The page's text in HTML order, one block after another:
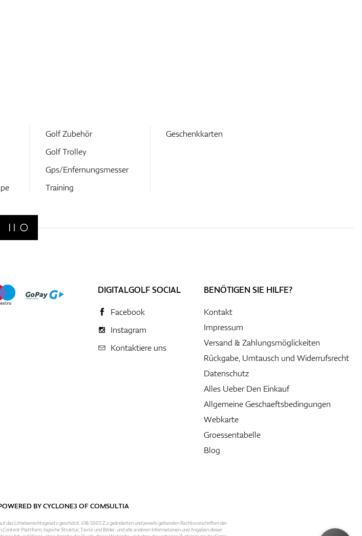
Golf Zubehör
Golf Trolley
Gps/Enfernungsmesser
Training
Geschenkkarten
DIGITALGOLF SOCIAL
Facebook
Instagram
Kontaktiere uns
BENÖTIGEN SIE HILFE?
Kontakt
Impressum
Versand & Zahlungsmöglickeiten
Rückgabe, Umtausch und Widerrufsrecht
Datenschutz
Alles Ueber Den Einkauf
Allgemeine Geschaeftsbedingungen
Webkarte
Groessentabelle
Blog
BYCYCLONE3OFCOMSULTIA
das Urheberrechtsgesetz geschützt. 618/2003 Z.z geänderten und jeweils geltenden Rechtsvorschriften der
Plattform, logische Struktur, Texte und Bilder, und alle anderen Informationen und Angaben dieser